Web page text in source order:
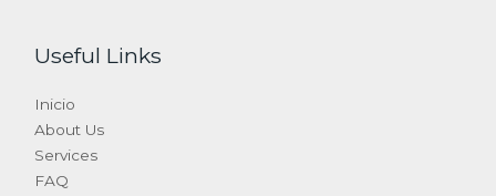
Useful Links
Inicio
About Us
Services
FAQ